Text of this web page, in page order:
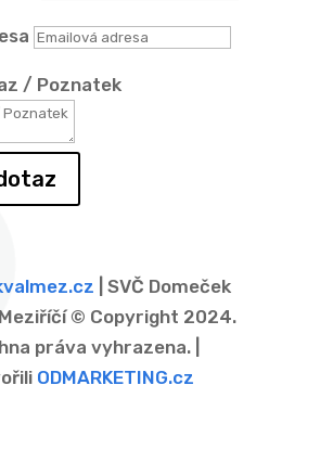
/ Poznatek
| SVČ Domeček
© Copyright 2024.
práva vyhrazena. |
ODMARKETING.cz